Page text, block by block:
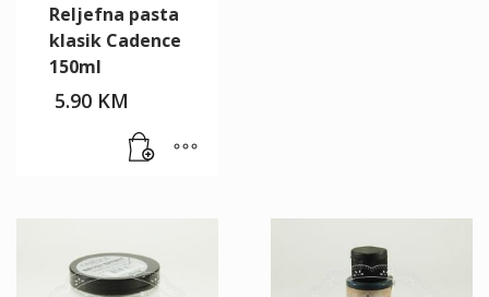
Reljefna pasta
klasik Cadence
150ml
5.90 KM